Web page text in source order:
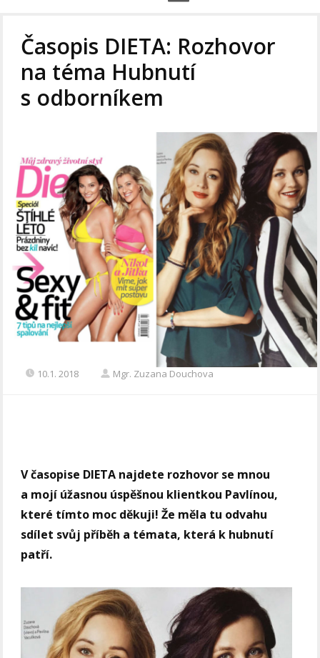
Časopis DIETA: Rozhovor
na téma Hubnutí
s odborníkem
10.1. 2018 Mgr. Zuzana Douchova
V časopise DIETA najdete rozhovor se mnou
a mojí úžasnou úspěšnou klientkou Pavlínou,
které tímto moc děkuji! Že měla tu odvahu
sdílet svůj příběh a témata, která k hubnutí
patří.